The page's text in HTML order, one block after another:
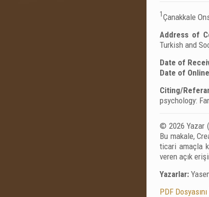
1Çanakkale
Address of
Turkish and
Date of
Date of
Citing/
psychology:
© 2026 Yazar
Bu makale,
ticari amaçla
veren açık
Yazarlar:
PDF